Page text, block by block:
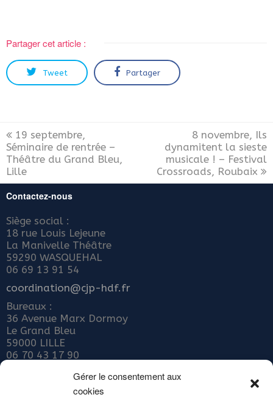
Gérer le consentement aux
cookies
Partager cet article :
Tweet Partager
19 septembre,
Séminaire de rentrée –
Théâtre du Grand Bleu,
Lille
8 novembre, Ils
dynamitent la sieste
musicale ! – Festival
Crossroads, Roubaix
Contactez-nous
Siège social :
18 rue Louis Lejeune
La Manivelle Théâtre
59290 WASQUEHAL
06 69 13 91 54
coordination@cjp-hdf.fr
Bureaux :
36 Avenue Marx Dormoy
Le Grand Bleu
59000 LILLE
06 70 43 17 90